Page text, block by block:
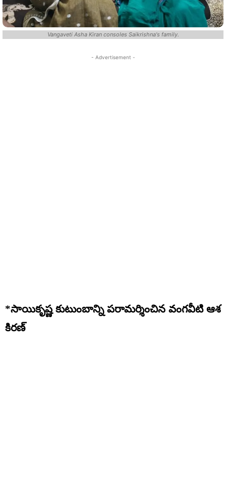
Vangaveti Asha Kiran consoles Saikrishna's family.
- Advertisement -
*సాయికృష్ణ కుటుంబాన్ని పరామర్శించిన వంగవీటి ఆశ
కిరణ్